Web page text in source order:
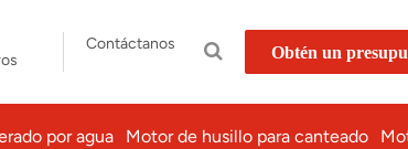
Contáctanos Obtén un
por agua Motor de husillo para canteado